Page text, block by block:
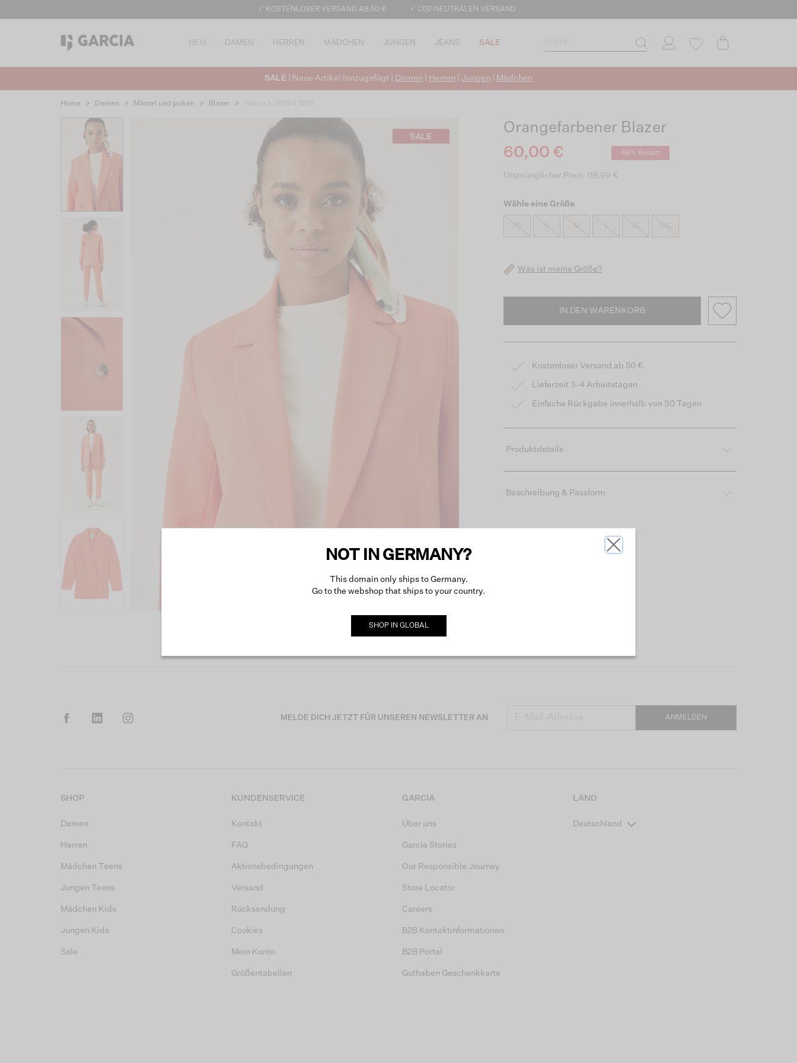
✓ KOSTENLOSER VERSAND AB 50 € ✓ CO2-NEUTRALEN VERSAND
NEU DAMEN HERREN MÄDCHEN JUNGEN JEANS SALE
SALE | Neue Artikel hinzugefügt | Damen Herren Jungen Mädchen
Home > Damen > Mäntel und jacken > Blazer >
Orangefarbener Blazer
60,00 €
49% Rabatt
Ursprünglicher Preis: 119,99 €
Wähle eine Größe
XS M XL XXL
Was ist meine Größe?
IN DEN WARENKORB
Kostenloser Versand ab 50 €
Lieferzeit 3-4 Arbeitstagen
Einfache Rückgabe innerhalb von 30 Tagen
Produktdetails
Beschreibung & Passform
MELDE DICH JETZT FÜR UNSEREN NEWSLETTER AN ANMELDEN
SHOP
Damen
Herren
Mädchen Teens
Jungen Teens
Mädchen Kids
Jungen Kids
Sale
KUNDENSERVICE
Kontakt
FAQ
Aktionsbedingungen
Versand
Rücksendung
Cookies
Mein Konto
Größentabellen
GARCIA
Über uns
Garcia Stories
Our Responsible Journey
Store Locator
Careers
B2B Kontaktinformationen
B2B Portal
Guthaben Geschenkkarte
LAND
Deutschland
NOT IN GERMANY?
This domain only ships to Germany.
Go to the webshop that ships to your country.
SHOP IN GLOBAL